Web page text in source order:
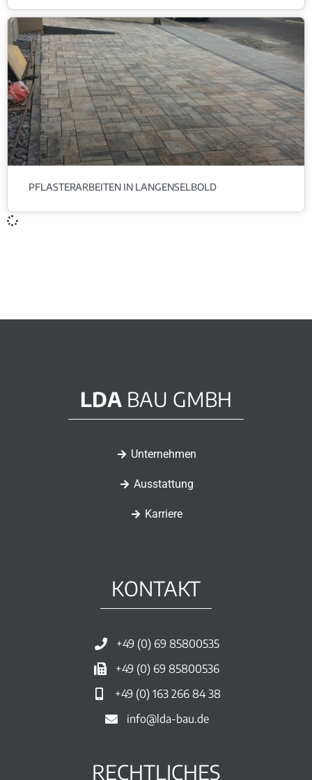
PFLASTERARBEITEN IN LANGENSELBOLD
LDA BAU GMBH
Unternehmen
Ausstattung
Karriere
KONTAKT
+49 (0) 69 85800535
+49 (0) 69 85800536
+49 (0) 163 266 84 38
info@lda-bau.de
RECHTLICHES